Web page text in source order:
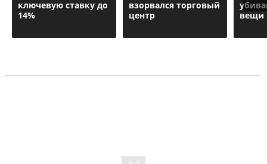
ключевую ставку до
14%
взорвался торговый
центр
вещи